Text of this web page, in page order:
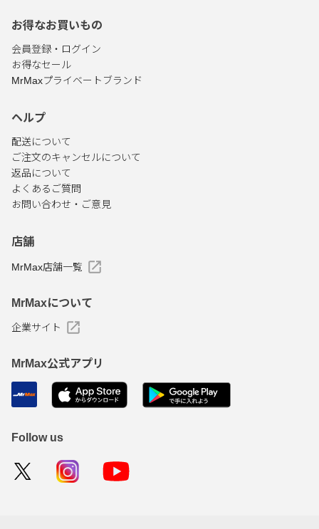
お得なお買いもの
会員登録・ログイン
お得なセール
MrMaxプライベートブランド
ヘルプ
配送について
ご注文のキャンセルについて
返品について
よくあるご質問
お問い合わせ・ご意見
店舗
MrMax店舗一覧
MrMaxについて
企業サイト
MrMax公式アプリ
Follow us